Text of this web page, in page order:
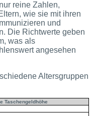
reine Zahlen,
wie sie mit ihren
und
Die Richtwerte geben
was als
angesehen
Altersgruppen
Taschengeldhöhe